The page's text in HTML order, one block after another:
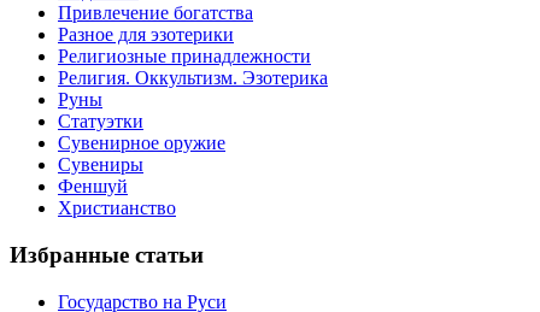
Привлечение богатства
Разное для эзотерики
Религиозные принадлежности
Религия. Оккультизм. Эзотерика
Руны
Статуэтки
Сувенирное оружие
Сувениры
Феншуй
Христианство
Избранные статьи
Государство на Руси